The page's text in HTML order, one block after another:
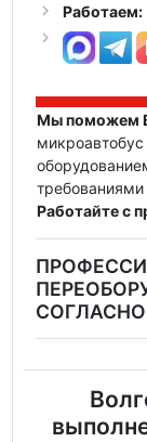
Работаем:
Мы поможем
Работайте с